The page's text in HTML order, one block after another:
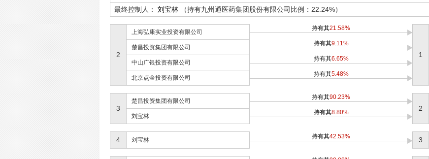
最终控制人：
刘宝林 （持有九州通医药集团股份有限公司比例：22.24%）
2
上海弘康实业投资有限公司
楚昌投资集团有限公司
中山广银投资有限公司
北京点金投资有限公司
持有其21.58%
持有其9.11%
持有其6.65%
持有其5.48%
1
3
楚昌投资集团有限公司
刘宝林
持有其90.23%
持有其8.80% 2
4 刘宝林
持有其42.53% 3